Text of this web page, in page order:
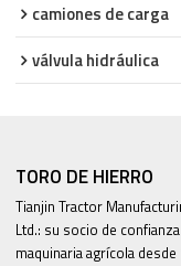
camiones de carga
válvula hidráulica
TORO DE HIERRO
Tianjin Tractor
Ltd.: su socio de
maquinaria agrícola desde